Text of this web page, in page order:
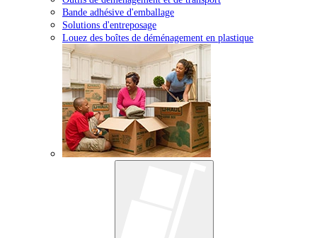
Bande adhésive d'emballage
Solutions d'entreposage
Louez des boîtes de déménagement en plastique